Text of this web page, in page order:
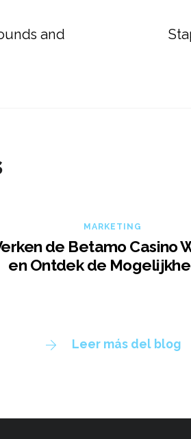
and
MARKETING
de Betamo Casino
en Ontdek de
Leer más del blog